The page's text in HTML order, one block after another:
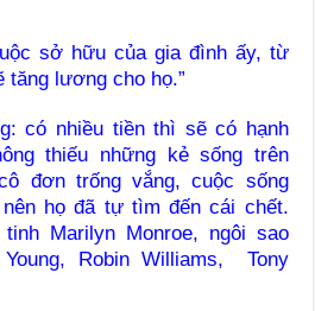
sở hữu của gia đình ấy, từ
tăng lương cho họ.”
có nhiều tiền thì sẽ có hạnh
thiếu những kẻ sống trên
đơn trống vắng, cuộc sống
họ đã tự tìm đến cái chết.
Marilyn Monroe, ngôi sao
Robin Williams, Tony